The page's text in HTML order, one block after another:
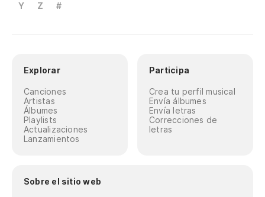
Y
Z #
Explorar
Canciones
Artistas
Álbumes
Playlists
Actualizaciones
Lanzamientos
Participa
Crea tu perfil musical
Envía álbumes
Envía letras
Correcciones de
letras
Sobre el sitio web